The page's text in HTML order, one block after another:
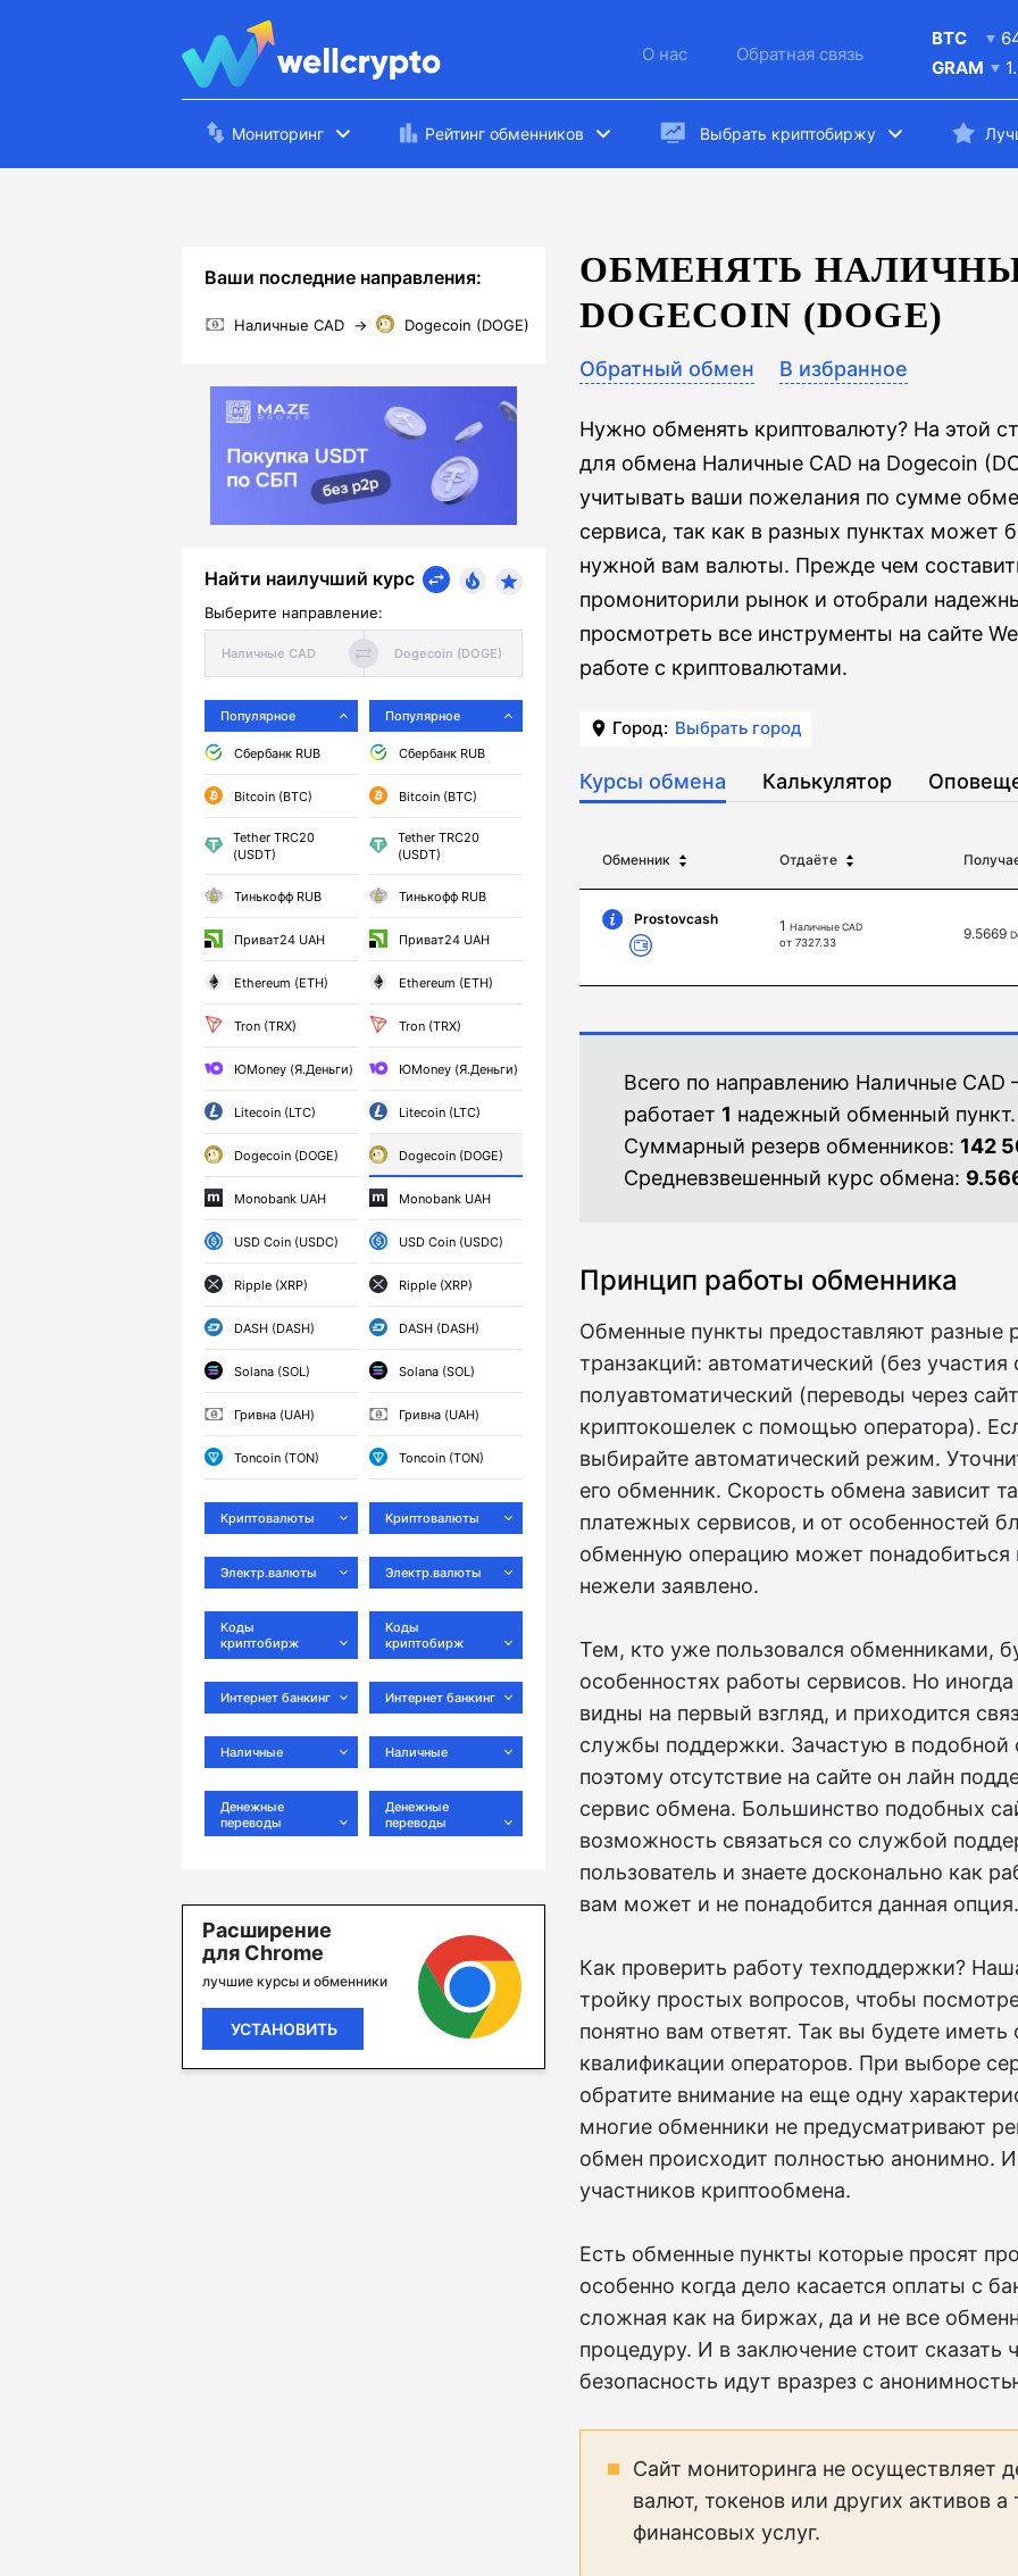
О нас Обратная связь
BTC
GRAM
Мониторинг Рейтинг обменников Выбрать криптобиржу
Ваши последние направления:
Наличные CAD → Dogecoin (DOGE)
Найти наилучший курс
Выберите направление:
Популярное
Сбербанк RUB
Bitcoin (BTC)
Tether TRC20
(USDT)
Тинькофф RUB
Приват24 UAH
Ethereum (ETH)
Tron (TRX)
ЮMoney (Я.Деньги)
Litecoin (LTC)
Dogecoin (DOGE)
Monobank UAH
USD Coin (USDC)
Ripple (XRP)
DASH (DASH)
Solana (SOL)
Гривна (UAH)
Toncoin (TON)
Криптовалюты
Электр.валюты
Коды
криптобирж
Интернет банкинг
Наличные
Денежные
переводы
Популярное
Сбербанк RUB
Bitcoin (BTC)
Tether TRC20
(USDT)
Тинькофф RUB
Приват24 UAH
Ethereum (ETH)
Tron (TRX)
ЮMoney (Я.Деньги)
Litecoin (LTC)
Dogecoin (DOGE)
Monobank UAH
USD Coin (USDC)
Ripple (XRP)
DASH (DASH)
Solana (SOL)
Гривна (UAH)
Toncoin (TON)
Криптовалюты
Электр.валюты
Коды
криптобирж
Интернет банкинг
Наличные
Денежные
переводы
Расширение
для Chrome
лучшие курсы и обменники
УСТАНОВИТЬ
ОБМЕНЯТЬ
DOGECOIN (DOGE)
Обратный обмен В избранное
Нужно обменять криптовалюту? На этой
для обмена Наличные CAD на Dogecoin
учитывать ваши пожелания по сумме
сервиса, так как в разных пунктах может
нужной вам валюты. Прежде чем
промониторили рынок и отобрали
просмотреть все инструменты на сайте
работе с криптовалютами.
Город: Выбрать город
Курсы обмена Калькулятор
Обменник Отдаёте
Prostovcash 1 Наличные CAD
от 7327.33
9.5669
Всего по направлению Наличные CAD
работает 1 надежный обменный пункт.
Суммарный резерв обменников: 142
Средневзвешенный курс обмена:
Принцип работы обменника
Обменные пункты предоставляют разные
транзакций: автоматический (без участия
полуавтоматический (переводы через
криптокошелек с помощью оператора).
выбирайте автоматический режим.
его обменник. Скорость обмена зависит
платежных сервисов, и от особенностей
обменную операцию может понадобиться
нежели заявлено.
Тем, кто уже пользовался обменниками,
особенностях работы сервисов. Но
видны на первый взгляд, и приходится
службы поддержки. Зачастую в подобной
поэтому отсутствие на сайте он лайн
сервис обмена. Большинство подобных
возможность связаться со службой
пользователь и знаете досконально как
вам может и не понадобится данная опция.
Как проверить работу техподдержки?
тройку простых вопросов, чтобы
понятно вам ответят. Так вы будете
квалификации операторов. При выборе
обратите внимание на еще одну
многие обменники не предусматривают
обмен происходит полностью анонимно.
участников криптообмена.
Есть обменные пункты которые просят
особенно когда дело касается оплаты с
сложная как на биржах, да и не все
процедуру. И в заключение стоит сказать
безопасность идут вразрез с
Сайт мониторинга не осуществляет
валют, токенов или других активов
финансовых услуг.